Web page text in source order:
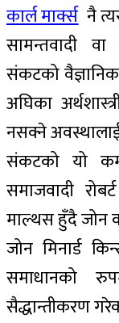
कार्ल मार्क्सनै
सामन्तवादी
संकटको वैज्ञानिक
अघिका
नसक्ने
संकटको यो
समाजवादी
माल्थस हुँदै जोन
जोन मिनार्ड
समाधानको
सैद्धान्तीकरण